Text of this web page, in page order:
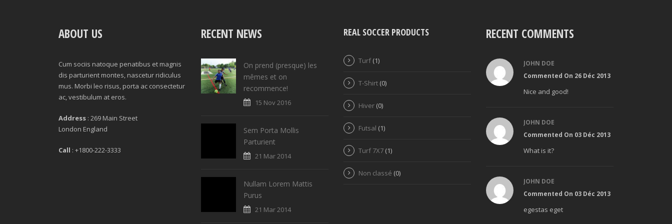
ABOUT US
Cum sociis natoque penatibus et magnis
dis parturient montes, nascetur ridiculus
mus. Morbi leo risus, porta ac consectetur
ac, vestibulum at eros.
Address : 269 Main Street
London England
Call : +1800-222-3333
RECENT NEWS
On prend (presque) les
mêmes et on
recommence!
15 Nov 2016
Sem Porta Mollis
Parturient
21 Mar 2014
Nullam Lorem Mattis
Purus
21 Mar 2014
REAL SOCCER PRODUCTS
Turf (1)
T-Shirt (0)
Hiver (0)
Futsal (1)
Turf 7X7 (1)
Non classé (0)
RECENT COMMENTS
JOHN DOE
Commented On 26 Déc 2013
Nice and good!
JOHN DOE
Commented On 03 Déc 2013
What is it?
JOHN DOE
Commented On 03 Déc 2013
egestas eget